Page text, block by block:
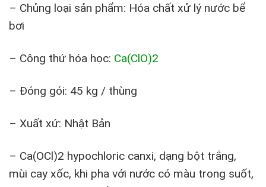
– Chủng loại sản phẩm: Hóa chất xử lý nước bể
bơi
– Công thứ hóa học: Ca(ClO)2
– Đóng gói: 45 kg / thùng
– Xuất xứ: Nhật Bản
– Ca(OCl)2 hypochloric canxi, dạng bột trắng,
mùi cay xốc, khi pha với nước có màu trong suốt,